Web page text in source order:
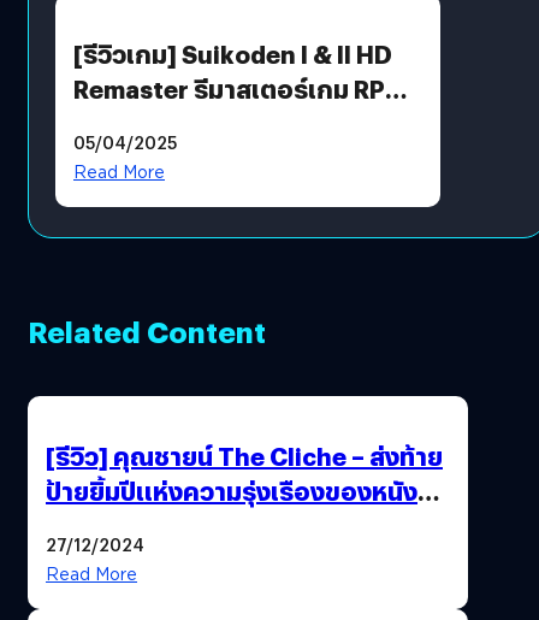
[รีวิวเกม] Suikoden I & II HD
Remaster รีมาสเตอร์เกม RPG
05/04/2025
Read More
Related Content
[รีวิว] คุณชายน์ The Cliche – ส่งท้าย
ป้ายยิ้มปีแห่งความรุ่งเรืองของหนัง
27/12/2024
Read More